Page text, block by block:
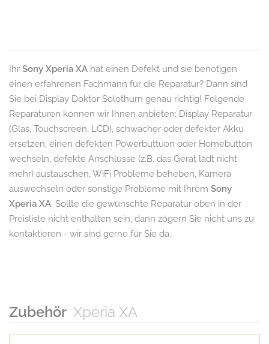
Ihr Sony Xperia XA hat einen Defekt und sie benötigen
einen erfahrenen Fachmann für die Reparatur? Dann sind
Sie bei Display Doktor Solothurn genau richtig! Folgende
Reparaturen können wir Ihnen anbieten: Display Reparatur
(Glas, Touchscreen, LCD), schwacher oder defekter Akku
ersetzen, einen defekten Powerbuttuon oder Homebutton
wechseln, defekte Anschlüsse (z.B. das Gerät lädt nicht
mehr) austauschen, WiFi Probleme beheben, Kamera
auswechseln oder sonstige Probleme mit Ihrem Sony
Xperia XA. Sollte die gewünschte Reparatur oben in der
Preisliste nicht enthalten sein, dann zögern Sie nicht uns zu
kontaktieren - wir sind gerne für Sie da.
Zubehör Xperia XA